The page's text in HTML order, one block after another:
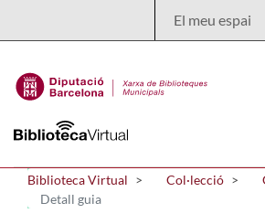
El meu espai
Biblioteca Virtual Col·lecció
Detall guia